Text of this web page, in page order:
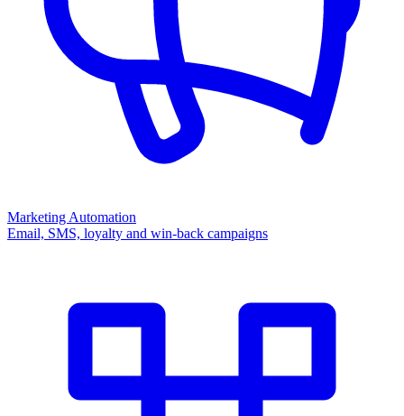
Marketing Automation
Email, SMS, loyalty and win-back campaigns